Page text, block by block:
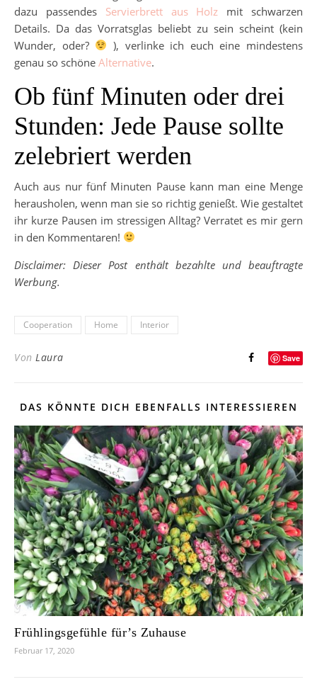
dazu passendes Servierbrett aus Holz mit schwarzen
Details. Da das Vorratsglas beliebt zu sein scheint (kein
Wunder, oder?
), verlinke ich euch eine mindestens
genau so schöne Alternative.
Ob fünf Minuten oder drei
Stunden: Jede Pause sollte
zelebriert werden
Auch aus nur fünf Minuten Pause kann man eine Menge
herausholen, wenn man sie so richtig genießt. Wie gestaltet
ihr kurze Pausen im stressigen Alltag? Verratet es mir gern
in den Kommentaren!
Disclaimer: Dieser Post enthält bezahlte und beauftragte
Werbung.
Cooperation Home Interior
Von Laura Save
DAS KÖNNTE DICH EBENFALLS INTERESSIEREN
Frühlingsgefühle für’s Zuhause
Februar 17, 2020